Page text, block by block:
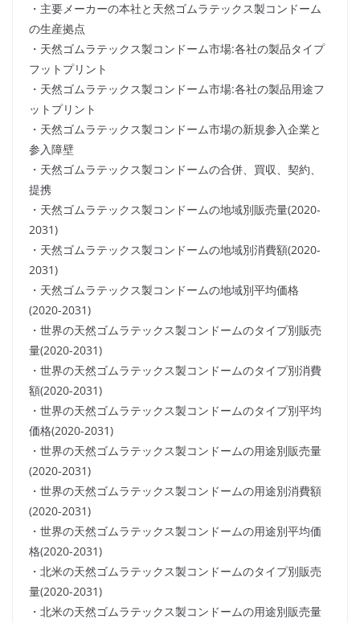
・主要メーカーの本社と天然ゴムラテックス製コンドーム
の生産拠点
・天然ゴムラテックス製コンドーム市場:各社の製品タイプ
フットプリント
・天然ゴムラテックス製コンドーム市場:各社の製品用途フ
ットプリント
・天然ゴムラテックス製コンドーム市場の新規参入企業と
参入障壁
・天然ゴムラテックス製コンドームの合併、買収、契約、
提携
・天然ゴムラテックス製コンドームの地域別販売量(2020-
2031)
・天然ゴムラテックス製コンドームの地域別消費額(2020-
2031)
・天然ゴムラテックス製コンドームの地域別平均価格
(2020-2031)
・世界の天然ゴムラテックス製コンドームのタイプ別販売
量(2020-2031)
・世界の天然ゴムラテックス製コンドームのタイプ別消費
額(2020-2031)
・世界の天然ゴムラテックス製コンドームのタイプ別平均
価格(2020-2031)
・世界の天然ゴムラテックス製コンドームの用途別販売量
(2020-2031)
・世界の天然ゴムラテックス製コンドームの用途別消費額
(2020-2031)
・世界の天然ゴムラテックス製コンドームの用途別平均価
格(2020-2031)
・北米の天然ゴムラテックス製コンドームのタイプ別販売
量(2020-2031)
・北米の天然ゴムラテックス製コンドームの用途別販売量